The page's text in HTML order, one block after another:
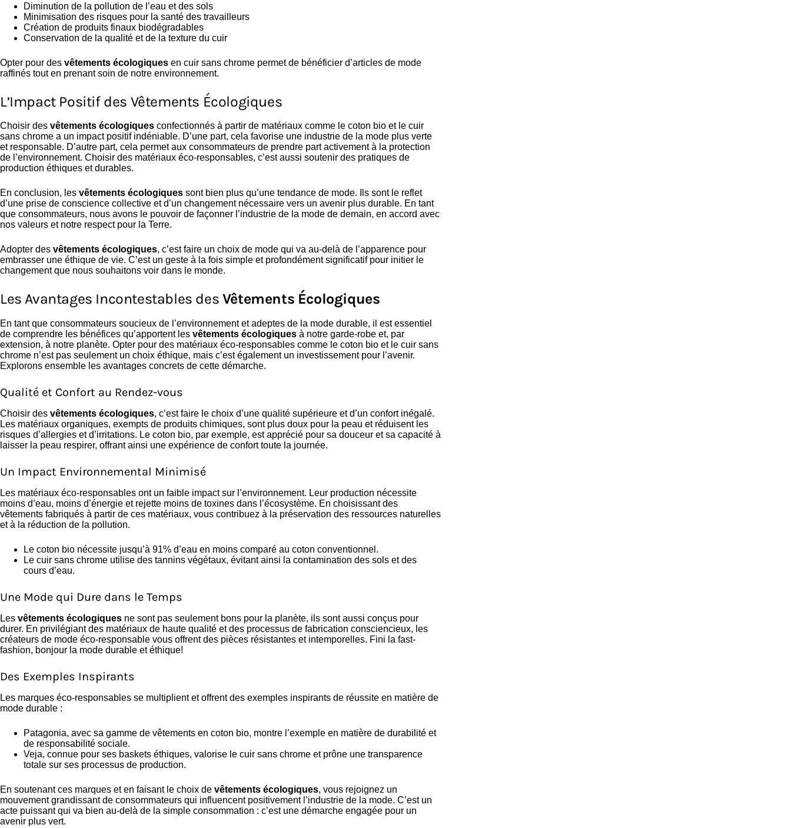
Diminution de la pollution de l’eau et des sols
Minimisation des risques pour la santé des travailleurs
Création de produits finaux biodégradables
Conservation de la qualité et de la texture du cuir
Opter pour des vêtements écologiques en cuir sans chrome permet de bénéficier d’articles de mode
raffinés tout en prenant soin de notre environnement.
L’Impact Positif des Vêtements Écologiques
Choisir des vêtements écologiques confectionnés à partir de matériaux comme le coton bio et le cuir
sans chrome a un impact positif indéniable. D’une part, cela favorise une industrie de la mode plus verte
et responsable. D’autre part, cela permet aux consommateurs de prendre part activement à la protection
de l’environnement. Choisir des matériaux éco-responsables, c’est aussi soutenir des pratiques de
production éthiques et durables.
En conclusion, les vêtements écologiques sont bien plus qu’une tendance de mode. Ils sont le reflet
d’une prise de conscience collective et d’un changement nécessaire vers un avenir plus durable. En tant
que consommateurs, nous avons le pouvoir de façonner l’industrie de la mode de demain, en accord avec
nos valeurs et notre respect pour la Terre.
Adopter des vêtements écologiques, c’est faire un choix de mode qui va au-delà de l’apparence pour
embrasser une éthique de vie. C’est un geste à la fois simple et profondément significatif pour initier le
changement que nous souhaitons voir dans le monde.
Les Avantages Incontestables des Vêtements Écologiques
En tant que consommateurs soucieux de l’environnement et adeptes de la mode durable, il est essentiel
de comprendre les bénéfices qu’apportent les vêtements écologiques à notre garde-robe et, par
extension, à notre planète. Opter pour des matériaux éco-responsables comme le coton bio et le cuir sans
chrome n’est pas seulement un choix éthique, mais c’est également un investissement pour l’avenir.
Explorons ensemble les avantages concrets de cette démarche.
Qualité et Confort au Rendez-vous
Choisir des vêtements écologiques, c’est faire le choix d’une qualité supérieure et d’un confort inégalé.
Les matériaux organiques, exempts de produits chimiques, sont plus doux pour la peau et réduisent les
risques d’allergies et d’irritations. Le coton bio, par exemple, est apprécié pour sa douceur et sa capacité à
laisser la peau respirer, offrant ainsi une expérience de confort toute la journée.
Un Impact Environnemental Minimisé
Les matériaux éco-responsables ont un faible impact sur l’environnement. Leur production nécessite
moins d’eau, moins d’énergie et rejette moins de toxines dans l’écosystème. En choisissant des
vêtements fabriqués à partir de ces matériaux, vous contribuez à la préservation des ressources naturelles
et à la réduction de la pollution.
Le coton bio nécessite jusqu’à 91% d’eau en moins comparé au coton conventionnel.
Le cuir sans chrome utilise des tannins végétaux, évitant ainsi la contamination des sols et des
cours d’eau.
Une Mode qui Dure dans le Temps
Les vêtements écologiques ne sont pas seulement bons pour la planète, ils sont aussi conçus pour
durer. En privilégiant des matériaux de haute qualité et des processus de fabrication consciencieux, les
créateurs de mode éco-responsable vous offrent des pièces résistantes et intemporelles. Fini la fast-
fashion, bonjour la mode durable et éthique!
Des Exemples Inspirants
Les marques éco-responsables se multiplient et offrent des exemples inspirants de réussite en matière de
mode durable :
Patagonia, avec sa gamme de vêtements en coton bio, montre l’exemple en matière de durabilité et
de responsabilité sociale.
Veja, connue pour ses baskets éthiques, valorise le cuir sans chrome et prône une transparence
totale sur ses processus de production.
En soutenant ces marques et en faisant le choix de vêtements écologiques, vous rejoignez un
mouvement grandissant de consommateurs qui influencent positivement l’industrie de la mode. C’est un
acte puissant qui va bien au-delà de la simple consommation : c’est une démarche engagée pour un
avenir plus vert.